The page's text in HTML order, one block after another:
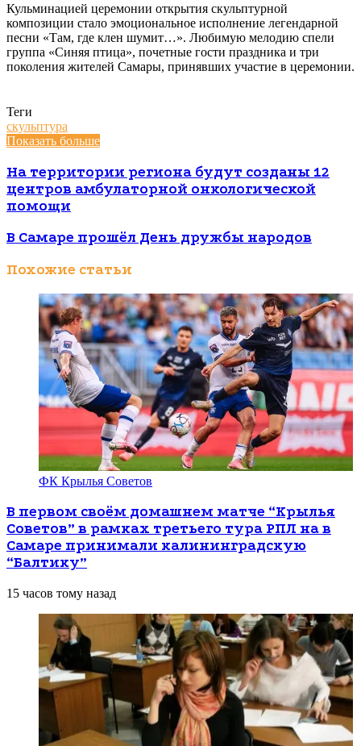
Кульминацией церемонии открытия скульптурной
композиции стало эмоциональное исполнение легендарной
песни «Там, где клен шумит…». Любимую мелодию спели
группа «Синяя птица», почетные гости праздника и три
поколения жителей Самары, принявших участие в церемонии.
Теги
скульптура
Показать больше
На территории региона будут созданы 12
центров амбулаторной онкологической
помощи
В Самаре прошёл День дружбы народов
Похожие статьи
ФК Крылья Советов
В первом своём домашнем матче “Крылья
Советов” в рамках третьего тура РПЛ на в
Самаре принимали калининградскую
“Балтику”
15 часов тому назад